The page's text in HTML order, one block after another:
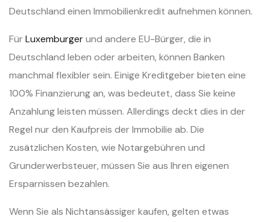
Deutschland einen Immobilienkredit aufnehmen können.
FürLuxemburgerund andere EU-Bürger, die in
Deutschland leben oder arbeiten, können Banken
manchmal flexibler sein. Einige Kreditgeber bieten eine
100% Finanzierung an, was bedeutet, dass Sie keine
Anzahlung leisten müssen. Allerdings deckt dies in der
Regel nur den Kaufpreis der Immobilie ab. Die
zusätzlichen Kosten, wie Notargebühren und
Grunderwerbsteuer, müssen Sie aus Ihren eigenen
Ersparnissen bezahlen.
Wenn Sie als Nichtansässiger kaufen, gelten etwas